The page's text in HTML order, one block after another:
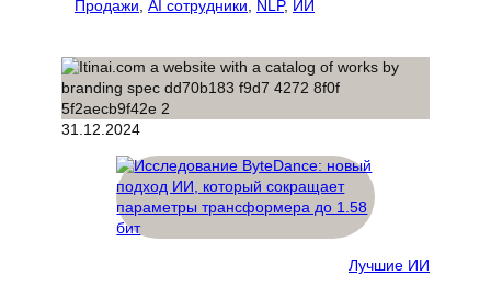
Продажи AI сотрудники NLP, ИИ
31.12.2024
Лучшие ИИ